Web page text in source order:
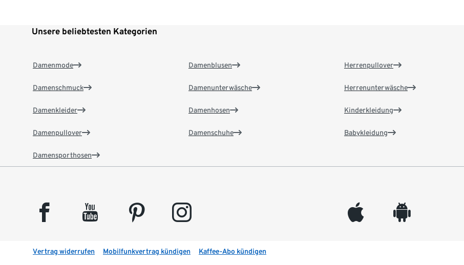
Unsere beliebtesten Kategorien
Damenmode
Damenschmuck
Damenkleider
Damenpullover
Damensporthosen
Damenblusen
Damenunterwäsche
Damenhosen
Damenschuhe
Herrenpullover
Herrenunterwäsche
Kinderkleidung
Babykleidung
facebook youtube pinterest instagram appleinc android
Vertrag widerrufen Mobilfunkvertrag kündigen Kaffee-Abo kündigen